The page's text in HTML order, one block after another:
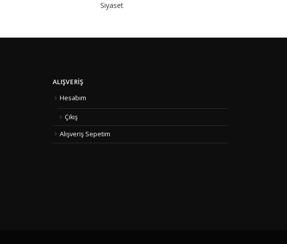
Siyaset
ALIŞVERIŞ
Hesabım
Çıkış
Alışveriş Sepetim